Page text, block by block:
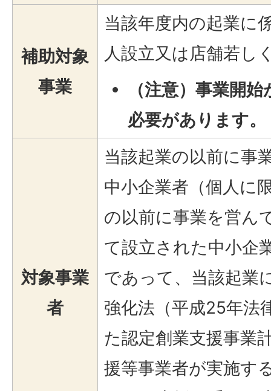
補助対象
事業
当該年度内の起業に
人設立又は店舗若し
（注意）事業開
必要があります。
対象事業
者
当該起業の以前に事
中小企業者（個人に
の以前に事業を営ん
て設立された中小企
であって、当該起業
強化法（平成25年法
た認定創業支援事業
援等事業者が実施す